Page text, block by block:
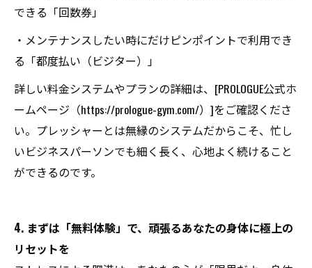
できる「回数券」
・メンテナンスしたい時にだけピンポイントで利用でき
る「都度払い（ビジター）」
詳しい料金システムやプランの詳細は、[PROLOGUE公式ホ
ームページ（https://prologue-gym.com/）]をご確認くださ
い。プレッシャーとは無縁のシステムだからこそ、忙し
いビジネスパーソンでも細く長く、心地よく続けること
ができるのです。
4. まずは「無料体験」で、頑張るあなたの身体に極上の
リセットを